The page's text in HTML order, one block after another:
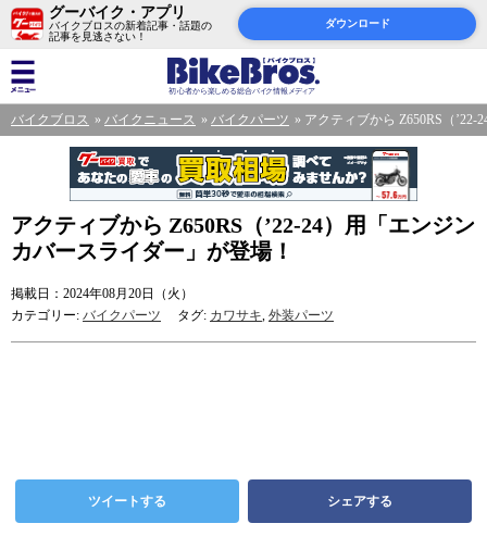
グーバイク・アプリ
バイクブロスの新着記事・話題の
記事を見逃さない！
ダウンロード
バイクブロス バイクニュース バイクパーツ アクティブから Z650RS（
アクティブから Z650RS（’22-24）用「エンジン
カバースライダー」が登場！
掲載日：2024年08月20日（火）
カテゴリー: バイクパーツ タグ: カワサキ, 外装パーツ
ツイートする シェアする